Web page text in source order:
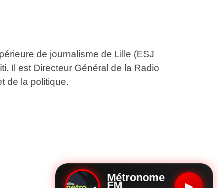
de journalisme de Lille (ESJ
Il est Directeur Général de la Radio
de la politique.
Métronome
FM